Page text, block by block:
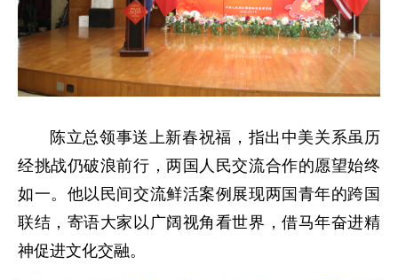
陈立总领事送上新春祝福，指出中美关系虽历
经挑战仍破浪前行，两国人民交流合作的愿望始终
如一。他以民间交流鲜活案例展现两国青年的跨国
联结，寄语大家以广阔视角看世界，借马年奋进精
神促进文化交融。